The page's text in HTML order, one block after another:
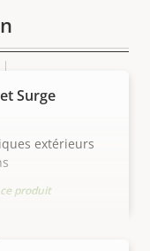
orientation
Surge
extérieurs
produit